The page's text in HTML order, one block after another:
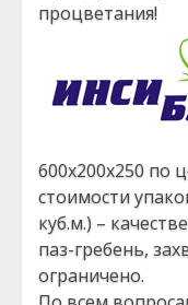
процветания!
600х200х250 по
стоимости
куб.м.) –
паз-гребень,
ограничено.